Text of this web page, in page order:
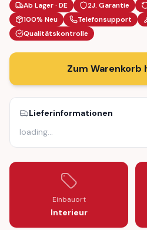
Ab Lager · DE 2J. Garantie
100% Neu
Telefonsupport
Qualitätskontrolle
Zum Warenkorb
Lieferinformationen
loading…
Einbauort
Interieur